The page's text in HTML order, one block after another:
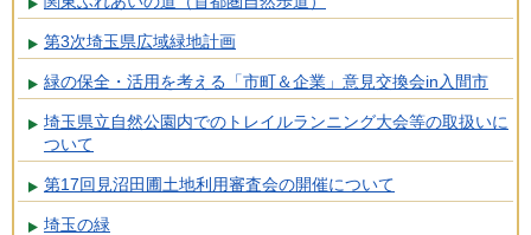
第3次埼玉県広域緑地計画
緑の保全・活用を考える「市町＆企業」意見交換会in入間市
埼玉県立自然公園内でのトレイルランニング大会等の取扱いに
ついて
第17回見沼田圃土地利用審査会の開催について
埼玉の緑